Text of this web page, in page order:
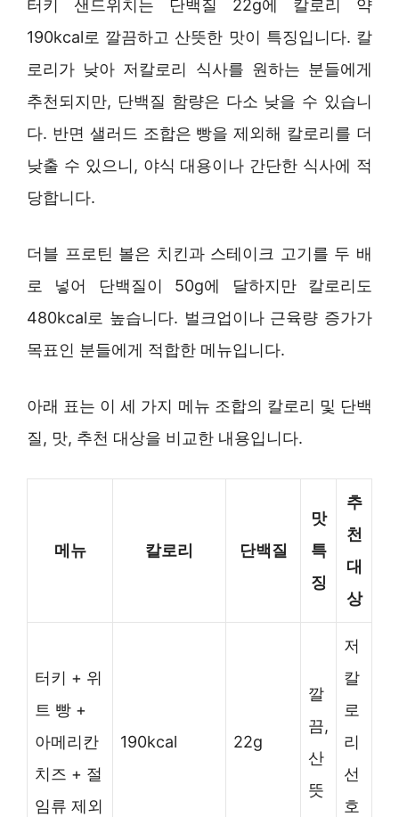
터키 샌드위치는 단백질 22g에 칼로리 약
190kcal로 깔끔하고 산뜻한 맛이 특징입니다. 칼
로리가 낮아 저칼로리 식사를 원하는 분들에게
추천되지만, 단백질 함량은 다소 낮을 수 있습니
다. 반면 샐러드 조합은 빵을 제외해 칼로리를 더
낮출 수 있으니, 야식 대용이나 간단한 식사에 적
당합니다.
더블 프로틴 볼은 치킨과 스테이크 고기를 두 배
로 넣어 단백질이 50g에 달하지만 칼로리도
480kcal로 높습니다. 벌크업이나 근육량 증가가
목표인 분들에게 적합한 메뉴입니다.
아래 표는 이 세 가지 메뉴 조합의 칼로리 및 단백
질, 맛, 추천 대상을 비교한 내용입니다.
메뉴 칼로리 단백질
맛
특
징
추
천
대
상
터키 + 위
트 빵 +
아메리칸
치즈 + 절
임류 제외
190kcal 22g
깔
끔,
산
뜻
저
칼
로
리
선
호